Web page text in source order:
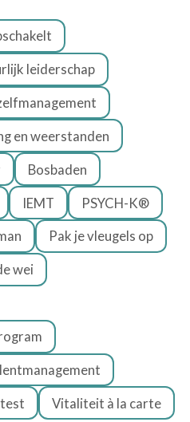
leiderschap
en weerstanden
Bosbaden
IEMT
PSYCH-K®
Pak je vleugels op
wei
test
Vitaliteit à la carte